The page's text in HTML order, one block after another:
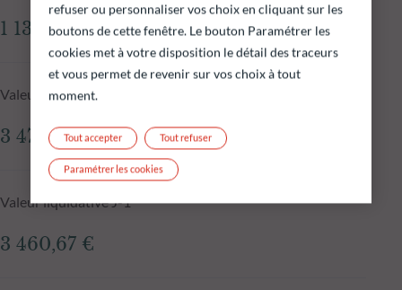
1 136,47 M€
Valeur liquidative au 05.08.2026
3 477,73 €
Valeur liquidative J-1
3 460,67 €
refuser ou personnaliser vos choix en cliquant sur les
boutons de cette fenêtre. Le bouton Paramétrer les
cookies met à votre disposition le détail des traceurs
et vous permet de revenir sur vos choix à tout
moment.
Tout refuser
Tout accepter
Paramétrer les cookies